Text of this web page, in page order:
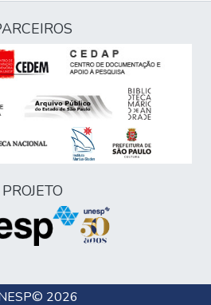
PROJETO
© 2026